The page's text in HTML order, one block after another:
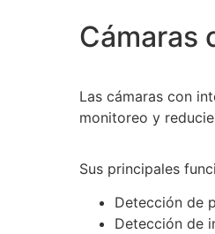
Cámaras
Las cámaras con
monitoreo y
Sus principales
Detección de
Detección de